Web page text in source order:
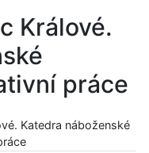
Králové.
práce
Katedra náboženské